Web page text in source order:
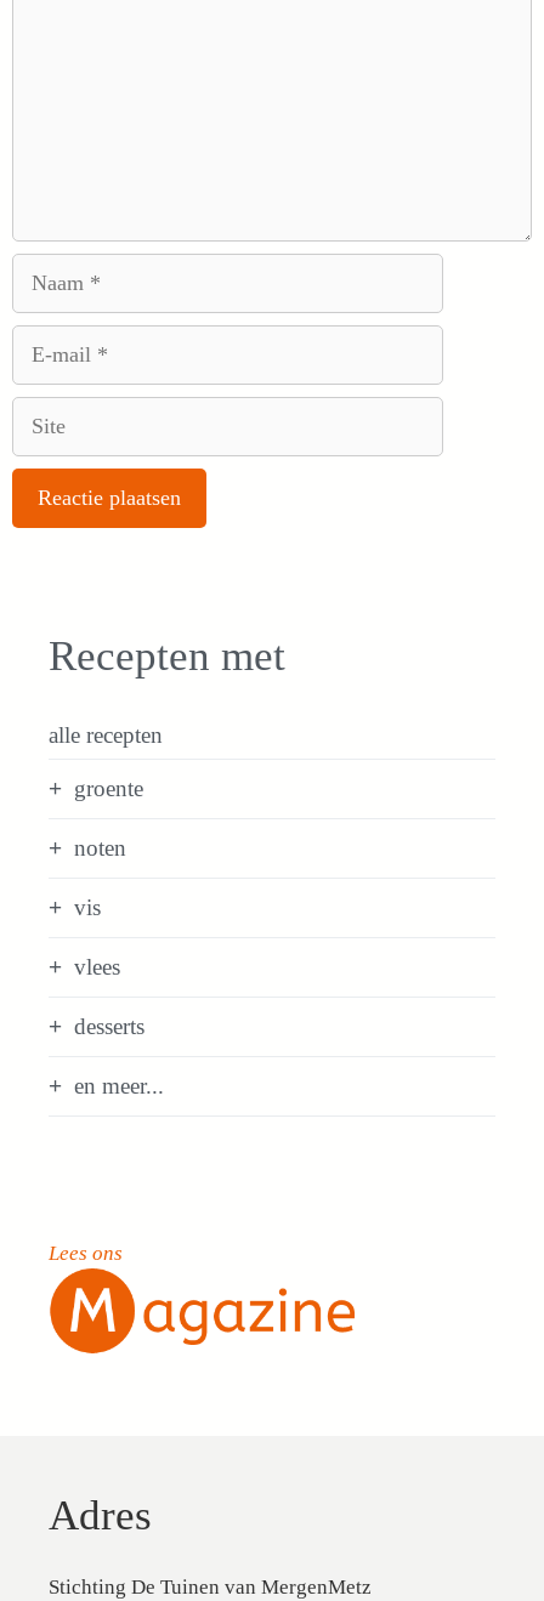
Recepten met
alle recepten
groente
noten
vis
vlees
desserts
en meer...
Lees ons
Adres
Stichting De Tuinen van MergenMetz